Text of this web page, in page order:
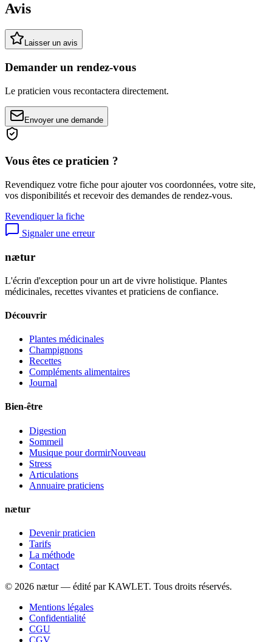
Avis
Laisser un avis
Demander un rendez-vous
Le praticien vous recontactera directement.
Envoyer une demande
Vous êtes ce praticien ?
Revendiquez votre fiche pour ajouter vos coordonnées, votre site,
vos disponibilités et recevoir des demandes de rendez-vous.
Revendiquer la fiche
Signaler une erreur
nætur
L'écrin d'exception pour un art de vivre holistique. Plantes
médicinales, recettes vivantes et praticiens de confiance.
Découvrir
Plantes médicinales
Champignons
Recettes
Compléments alimentaires
Journal
Bien-être
Digestion
Sommeil
Musique pour dormirNouveau
Stress
Articulations
Annuaire praticiens
nætur
Devenir praticien
Tarifs
La méthode
Contact
© 2026 nætur — édité par KAWLET. Tous droits réservés.
Mentions légales
Confidentialité
CGU